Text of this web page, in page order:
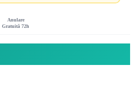
Anulare
Gratuită 72h